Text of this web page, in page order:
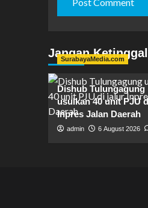
Jangan
SurabayaMedia.com
Dishub Tulungagung
usulkan 40 unit PJU
Inpres Jalan Daerah
admin 6 August 2026